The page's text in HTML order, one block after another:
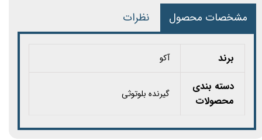
مشخصات محصول نظرات
برند آکو
دسته بندی
محصولات
گیرنده بلوتوثی